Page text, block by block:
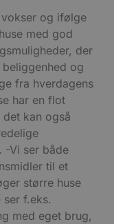
og ifølge
med god
der
og
fra hverdagens
har en flot
kan også
-Vi ser både
til et
større huse
f.eks.
med eget brug,